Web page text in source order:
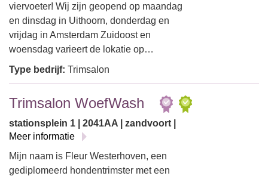
viervoeter! Wij zijn geopend op maandag
en dinsdag in Uithoorn, donderdag en
vrijdag in Amsterdam Zuidoost en
woensdag varieert de lokatie op…
Type bedrijf: Trimsalon
Trimsalon WoefWash
stationsplein 1 | 2041AA | zandvoort |
Meer informatie
Mijn naam is Fleur Westerhoven, een
gediplomeerd hondentrimster met een